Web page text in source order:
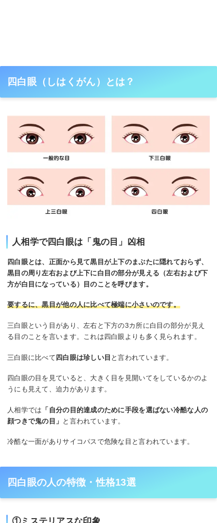
四白眼（しはくがん）とは？
人相学で四白眼は「鬼の目」凶相
四白眼とは、正面から見て黒目が上下のまぶたに隠れておらず、
黒目の周り左右および上下に白目の部分が見える（左右および下
方が白目になっている）目のことを呼びます。
要するに、黒目が他の人に比べて極端に小さいのです。
三白眼という目があり、左右と下方の3カ所に白目の部分が見え
る目のことを言います。これは四白眼よりも多く見られます。
三白眼に比べて四白眼は珍しい目 と言われています。
四白眼の目を見ていると、大きく目を見開いてをしているかのよ
うにも見えて、迫力があります。
人相学では 「自分の目的達成のために手段を選ばない冷酷な人の
顔つきで鬼の目」 と言われています。
冷酷な一面がありサイコパスで危険な目と言われています。
四白眼の人の特徴・性格13選